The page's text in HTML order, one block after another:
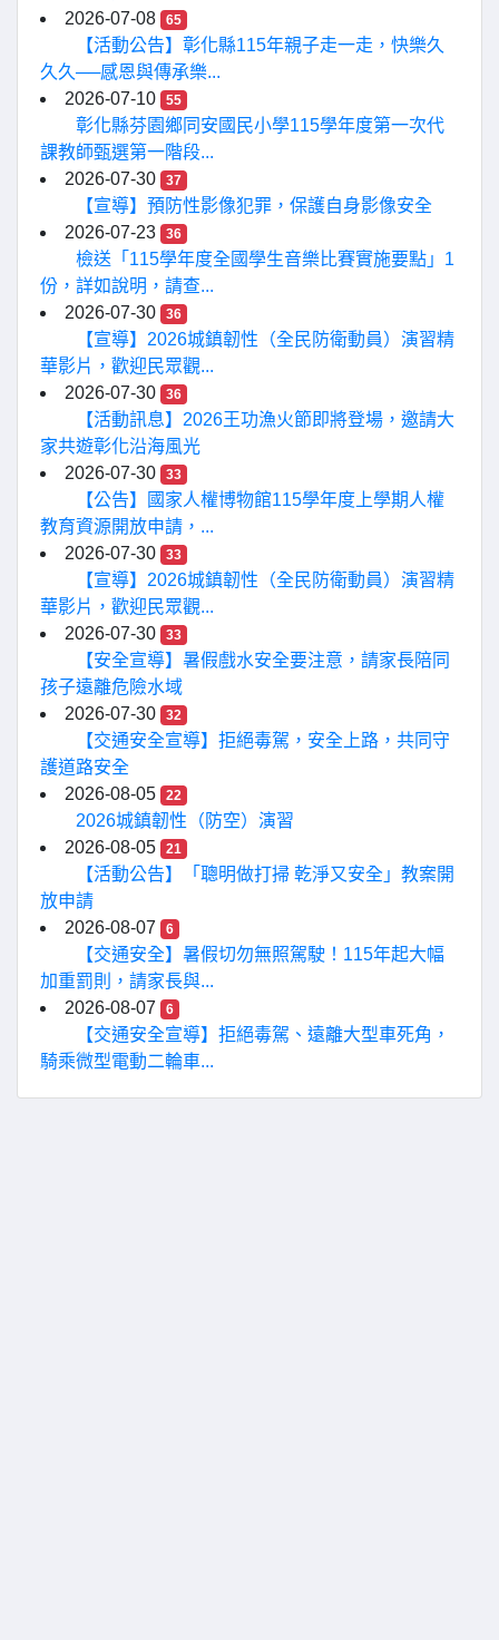
2026-07-08
65
【活動公告】彰化縣115年親子走一走，快樂久
久久──感恩與傳承樂...
2026-07-10
55
彰化縣芬園鄉同安國民小學115學年度第一次代
課教師甄選第一階段...
2026-07-30
37
【宣導】預防性影像犯罪，保護自身影像安全
2026-07-23
36
檢送「115學年度全國學生音樂比賽實施要點」1
份，詳如說明，請查...
2026-07-30
36
【宣導】2026城鎮韌性（全民防衛動員）演習精
華影片，歡迎民眾觀...
2026-07-30
36
【活動訊息】2026王功漁火節即將登場，邀請大
家共遊彰化沿海風光
2026-07-30
33
【公告】國家人權博物館115學年度上學期人權
教育資源開放申請，...
2026-07-30
33
【宣導】2026城鎮韌性（全民防衛動員）演習精
華影片，歡迎民眾觀...
2026-07-30
33
【安全宣導】暑假戲水安全要注意，請家長陪同
孩子遠離危險水域
2026-07-30
32
【交通安全宣導】拒絕毒駕，安全上路，共同守
護道路安全
2026-08-05
22
2026城鎮韌性（防空）演習
2026-08-05
21
【活動公告】「聰明做打掃 乾淨又安全」教案開
放申請
2026-08-07
6
【交通安全】暑假切勿無照駕駛！115年起大幅
加重罰則，請家長與...
2026-08-07
6
【交通安全宣導】拒絕毒駕、遠離大型車死角，
騎乘微型電動二輪車...